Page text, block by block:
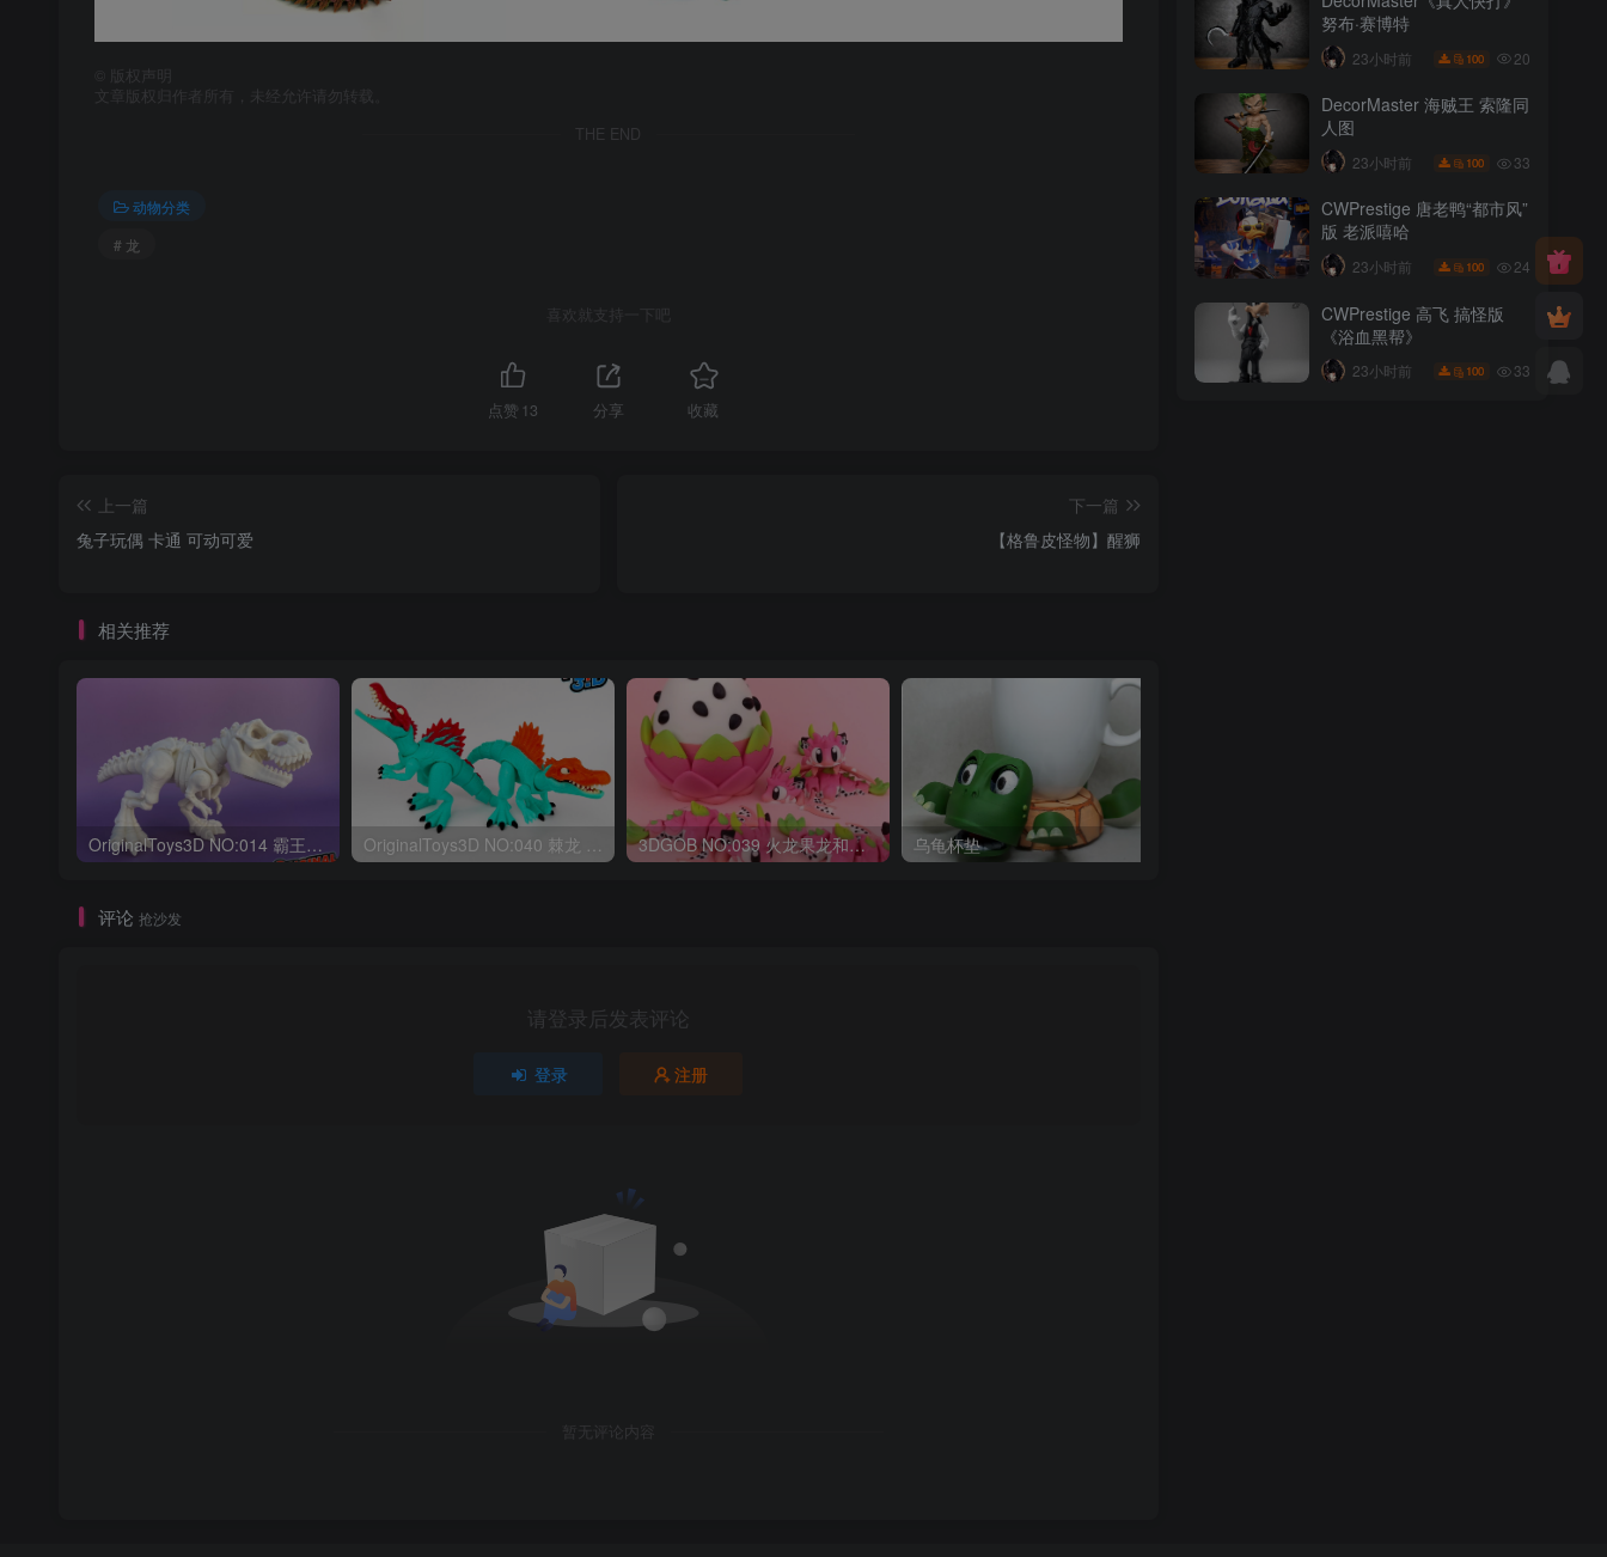
版权声明
文章版权归作者所有，未经允许请勿转载。
THE END
动物分类
# 龙
喜欢就支持一下吧
点赞 13 分享 收藏
上一篇
兔子玩偶 卡通 可动可爱
下一篇
【格鲁皮怪物】醒狮
相关推荐
OriginalToys3D NO:014 霸王龙骨架 3DGOB NO:039 火龙果龙和龙蛋 DragonFruit_MiniDragon 乌龟杯垫
评论 抢沙发
请登录后发表评论
登录 注册
暂无评论内容
努布·赛博特
23小时前 100 20
DecorMaster 海贼王 索隆同
人图
23小时前 100 33
CWPrestige 唐老鸭“都市风”
版 老派嘻哈
23小时前 100 24
CWPrestige 高飞 搞怪版
《浴血黑帮》
23小时前 100 33